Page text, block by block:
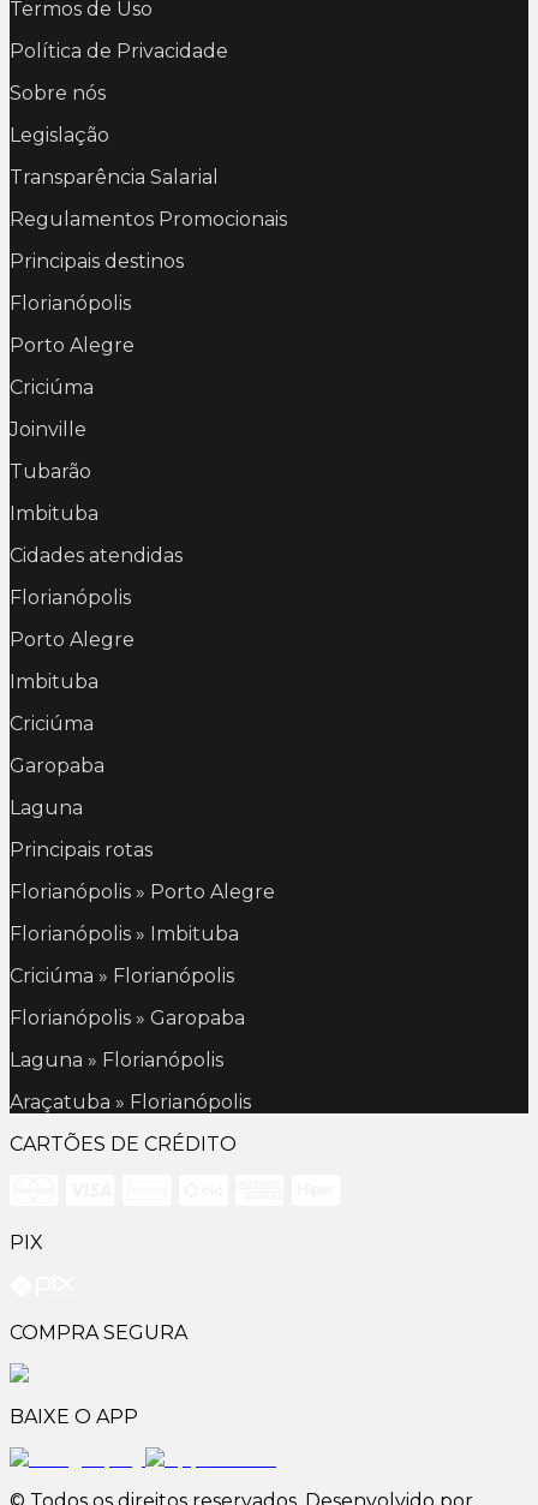
Termos de Uso
Política de Privacidade
Sobre nós
Legislação
Transparência Salarial
Regulamentos Promocionais
Principais destinos
Florianópolis
Porto Alegre
Criciúma
Joinville
Tubarão
Imbituba
Cidades atendidas
Florianópolis
Porto Alegre
Imbituba
Criciúma
Garopaba
Laguna
Principais rotas
Florianópolis » Porto Alegre
Florianópolis » Imbituba
Criciúma » Florianópolis
Florianópolis » Garopaba
Laguna » Florianópolis
Araçatuba » Florianópolis
CARTÕES DE CRÉDITO
PIX
COMPRA SEGURA
BAIXE O APP